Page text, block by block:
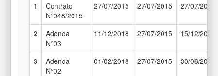
1
Contrato
N°048/2015
27/07/2015 27/07/2015 27/07/2017
2
Adenda
N°03
11/12/2018 27/07/2015 15/12/2018
3
Adenda
N°02
01/02/2018 27/07/2015 30/06/2018